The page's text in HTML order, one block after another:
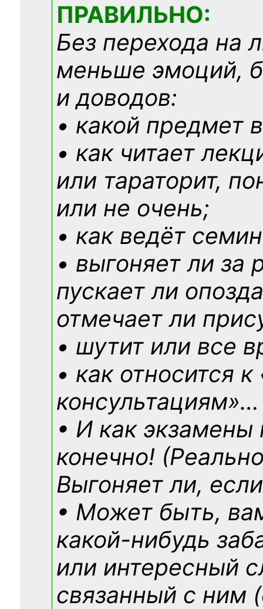
ПРАВИЛЬНО:
Без перехода на
меньше эмоций,
и доводов:
• какой предмет
• как читает
или тараторит,
или не очень;
• как ведёт
• выгоняет ли за
пускает ли
отмечает ли
• шутит или все
• как относится
консультациям»…
• И как экзамены
конечно!
Выгоняет ли,
• Может быть,
какой-нибудь
или интересный
связанный с ним